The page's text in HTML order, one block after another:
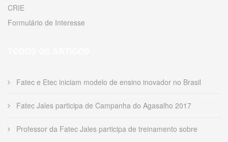
CRIE
Formulário de Interesse
Fatec e Etec iniciam modelo de ensino inovador no Brasil
Fatec Jales participa de Campanha do Agasalho 2017
Professor da Fatec Jales participa de treinamento sobre